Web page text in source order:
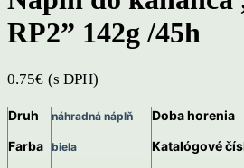
RP2” 142g /45h
0.75€ (s DPH)
Druh
Farba
náhradná náplň
biela
Doba horenia
Katalógové